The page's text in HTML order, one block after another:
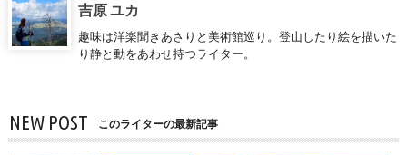
吉原 ユカ
趣味は洋楽聞きあさりと美術館巡り。登山したり絵を描いた
り静と動をあわせ持つライター。
NEW POST このライターの最新記事